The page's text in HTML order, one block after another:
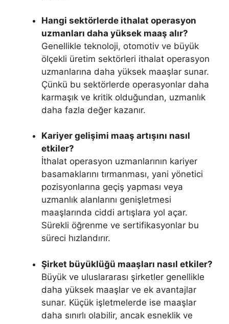
Hangi sektörlerde ithalat operasyon
uzmanları daha yüksek maaş alır?
Genellikle teknoloji, otomotiv ve büyük
ölçekli üretim sektörleri ithalat operasyon
uzmanlarına daha yüksek maaşlar sunar.
Çünkü bu sektörlerde operasyonlar daha
karmaşık ve kritik olduğundan, uzmanlık
daha fazla değer kazanır.
Kariyer gelişimi maaş artışını nasıl
etkiler?
İthalat operasyon uzmanlarının kariyer
basamaklarını tırmanması, yani yönetici
pozisyonlarına geçiş yapması veya
uzmanlık alanlarını genişletmesi
maaşlarında ciddi artışlara yol açar.
Sürekli öğrenme ve sertifikasyonlar bu
süreci hızlandırır.
Şirket büyüklüğü maaşları nasıl etkiler?
Büyük ve uluslararası şirketler genellikle
daha yüksek maaşlar ve ek avantajlar
sunar. Küçük işletmelerde ise maaşlar
daha sınırlı olabilir, ancak esneklik ve